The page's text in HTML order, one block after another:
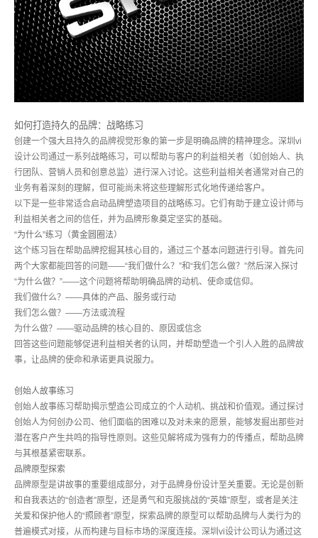
如何打造持久的品牌：战略练习
创建一个强大且持久的品牌视觉形象的第一步是明确品牌的精神理念。深圳vi
设计公司通过一系列战略练习，可以帮助与客户的利益相关者（如创始人、执
行团队、营销人员和创意总监）进行深入讨论。这些利益相关者通常对自己的
业务有着深刻的理解，但可能尚未将这些理解形式化地传递给客户。
以下是一些非常适合启动品牌塑造项目的战略练习。它们有助于建立设计师与
利益相关者之间的信任，并为品牌形象奠定坚实的基础。
“为什么”练习（黄金圆圈法）
这个练习旨在帮助品牌挖掘其核心目的，通过三个基本问题进行引导。首先问
两个大家都能回答的问题——“我们做什么？”和“我们怎么做？”然后深入探讨
“为什么做？”——这个问题将帮助明确品牌的动机、使命或信仰。
我们做什么？——具体的产品、服务或行动
我们怎么做？——方法或流程
为什么做？——驱动品牌的核心目的、原因或信念
回答这些问题能够促进利益相关者的认同，并帮助塑造一个引人入胜的品牌故
事，让品牌的使命和承诺更具说服力。
创始人故事练习
创始人故事练习帮助揭示塑造公司成立的个人动机、挑战和价值观。通过探讨
创始人为何创办公司、他们面临的困难以及对未来的愿景，能够发掘出那些对
潜在客户产生共鸣的指导性原则。这些见解将成为强有力的传播点，帮助品牌
与其根基紧密联系。
品牌原型探索
品牌原型是讲故事的重要组成部分，对于品牌身份设计至关重要。无论是创新
和自我表达的“创造者”原型，还是勇气和克服挑战的“英雄”原型，或者是关注
关爱和保护他人的“照顾者”原型，探索品牌的原型可以帮助品牌与人类行为的
普遍模式对接，从而构建与目标市场的深度连接。深圳vi设计公司认为通过这